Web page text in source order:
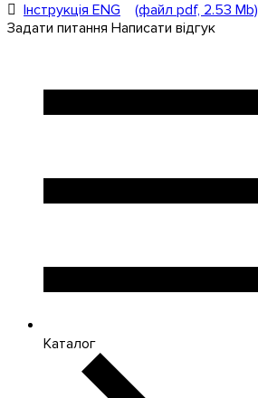
Інструкція ENG
(файл pdf, 2.53 Mb)
Задати питання Написати відгук
Каталог